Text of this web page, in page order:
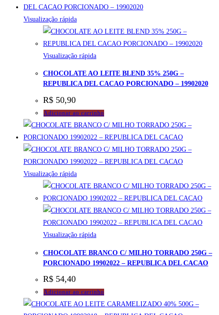
Visualização rápida
Visualização rápida
CHOCOLATE AO LEITE BLEND 35% 250G –
REPUBLICA DEL CACAO PORCIONADO – 19902020
R$ 50,90
Adicionar ao carrinho
Visualização rápida
Visualização rápida
CHOCOLATE BRANCO C/ MILHO TORRADO 250G –
PORCIONADO 19902022 – REPUBLICA DEL CACAO
R$ 54,40
Adicionar ao carrinho